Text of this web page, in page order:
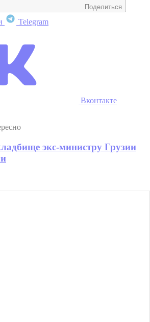
Поделиться
Telegram
Вконтакте
экс-министру Грузии